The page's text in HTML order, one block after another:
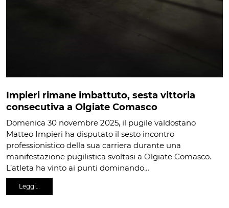
Impieri rimane imbattuto, sesta vittoria
consecutiva a Olgiate Comasco
Domenica 30 novembre 2025, il pugile valdostano
Matteo Impieri ha disputato il sesto incontro
professionistico della sua carriera durante una
manifestazione pugilistica svoltasi a Olgiate Comasco.
L’atleta ha vinto ai punti dominando…
Leggi…